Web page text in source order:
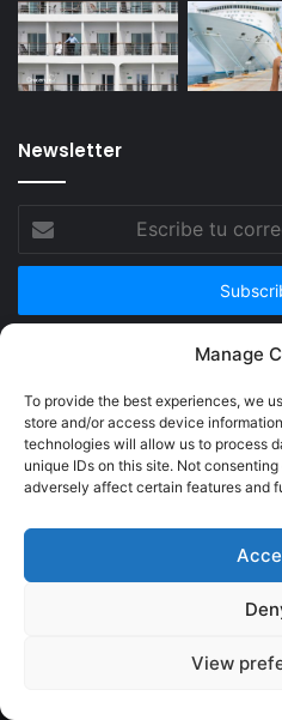
Manage
To provide the best experiences, we
store and/or access device
technologies will allow us to process
unique IDs on this site. Not
adversely affect certain features and
View
Newsletter
correo
© Copyright 2026, Todos los